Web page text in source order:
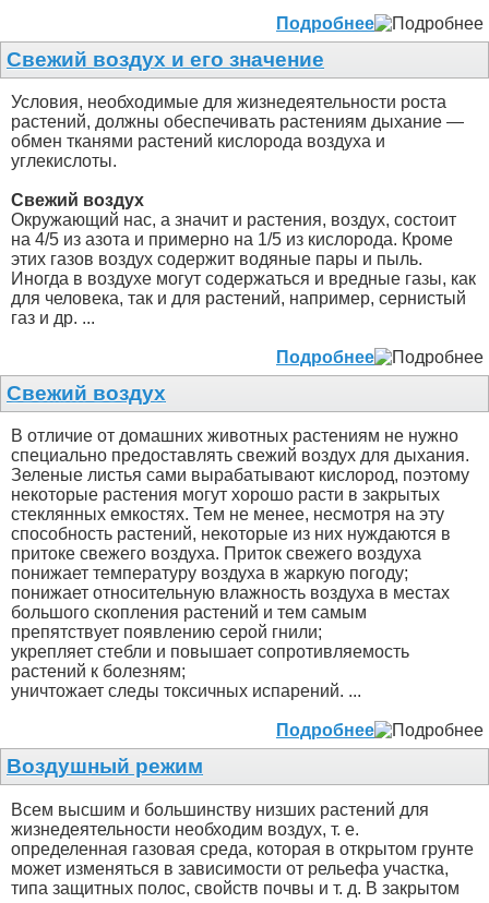
Подробнее
Свежий воздух и его значение
Условия, необходимые для жизнедеятельности роста
растений, должны обеспечивать растениям дыхание —
обмен тканями растений кислорода воздуха и
углекислоты.
Свежий воздух
Окружающий нас, а значит и растения, воздух, состоит
на 4/5 из азота и примерно на 1/5 из кислорода. Кроме
этих газов воздух содержит водяные пары и пыль.
Иногда в воздухе могут содержаться и вредные газы, как
для человека, так и для растений, например, сернистый
газ и др. ...
Подробнее
Свежий воздух
В отличие от домашних животных растениям не нужно
специально предоставлять свежий воздух для дыхания.
Зеленые листья сами вырабатывают кислород, поэтому
некоторые растения могут хорошо расти в закрытых
стеклянных емкостях. Тем не менее, несмотря на эту
способность растений, некоторые из них нуждаются в
притоке свежего воздуха. Приток свежего воздуха
понижает температуру воздуха в жаркую погоду;
понижает относительную влажность воздуха в местах
большого скопления растений и тем самым
препятствует появлению серой гнили;
укрепляет стебли и повышает сопротивляемость
растений к болезням;
уничтожает следы токсичных испарений. ...
Подробнее
Воздушный режим
Всем высшим и большинству низших растений для
жизнедеятельности необходим воздух, т. е.
определенная газовая среда, которая в открытом грунте
может изменяться в зависимости от рельефа участка,
типа защитных полос, свойств почвы и т. д. В закрытом